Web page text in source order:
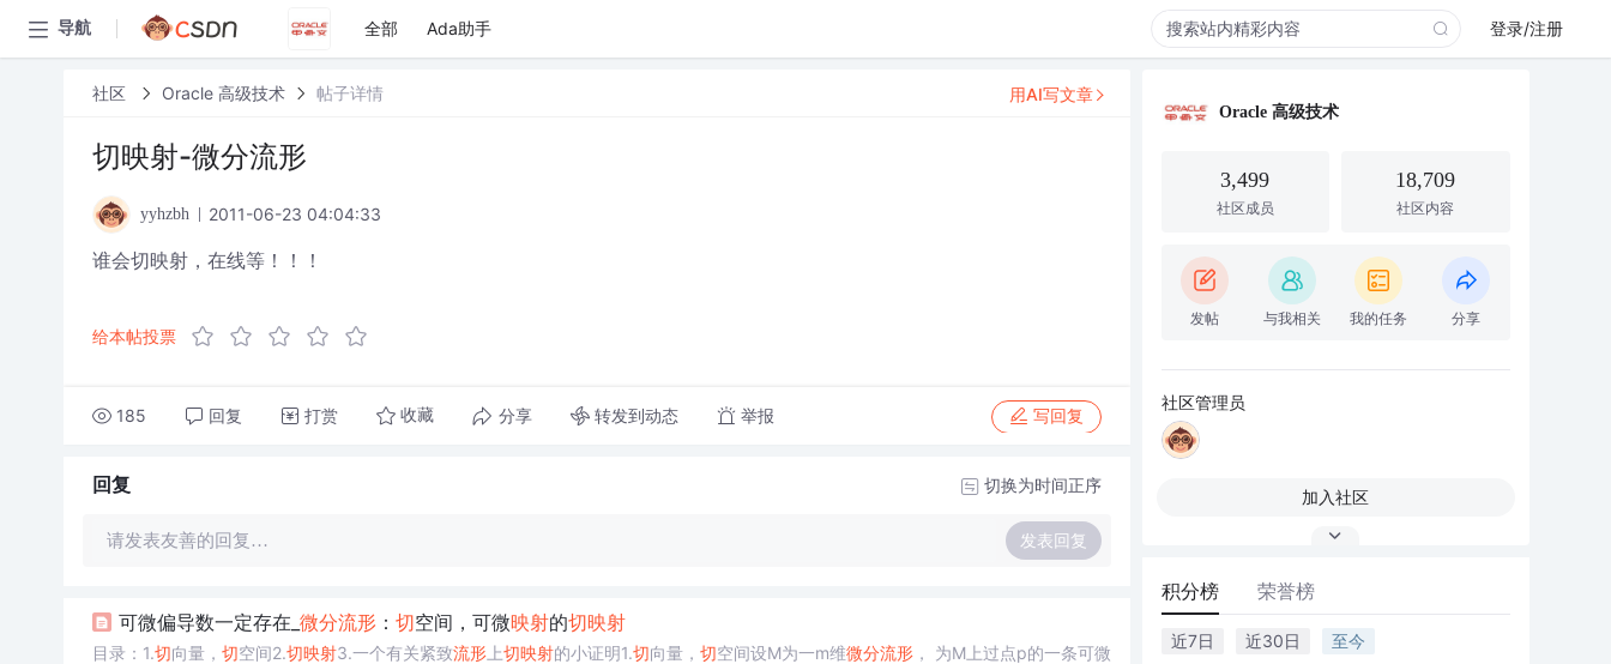
导航 全部 Ada助手 登录/注册
社区 Oracle 高级技术 帖子详情
切映射-微分流形
yyhzbh 2011-06-23 04:04:33
谁会切映射，在线等！！！
给本帖投票
185 回复 打赏 收藏 分享 转发到动态 举报 写回复
用AI写文章
回复 切换为时间正序
请发表友善的回复… 发表回复
可微偏导数一定存在_ 微分流形： 切空间，可微映射的切映射
目录：1.切向量， 切空间2.切映射3.一个有关紧致流形上切映射的小证明1.切向量， 切空间设M为一m维微分流形， 为M上过点p的一条可微
Oracle 高级技术
3,499
社区成员
18,709
社区内容
发帖 与我相关 我的任务 分享
社区管理员
加入社区
积分榜 荣誉榜
近7日 近30日 至今